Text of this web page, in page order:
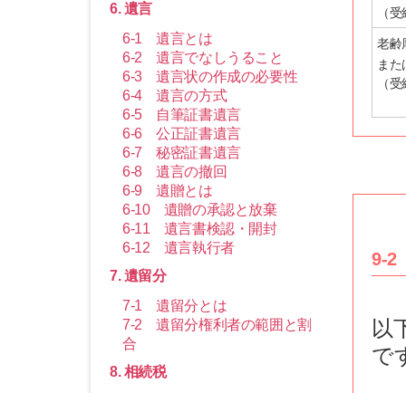
（
老齢
ま
（
9-2
以
で
6. 遺言
6-1 遺言とは
6-2 遺言でなしうること
6-3 遺言状の作成の必要性
6-4 遺言の方式
6-5 自筆証書遺言
6-6 公正証書遺言
6-7 秘密証書遺言
6-8 遺言の撤回
6-9 遺贈とは
6-10 遺贈の承認と放棄
6-11 遺言書検認・開封
6-12 遺言執行者
7. 遺留分
7-1 遺留分とは
7-2 遺留分権利者の範囲と割
合
8. 相続税